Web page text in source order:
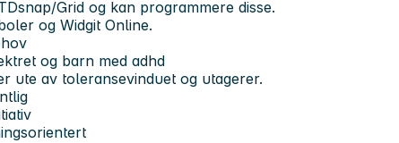
Grid og kan programmere disse.
og Widgit Online.
og barn med adhd
ute av toleransevinduet og utagerer.